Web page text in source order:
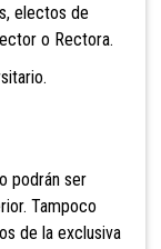
electos de
o Rectora.
podrán ser
Tampoco
de la exclusiva